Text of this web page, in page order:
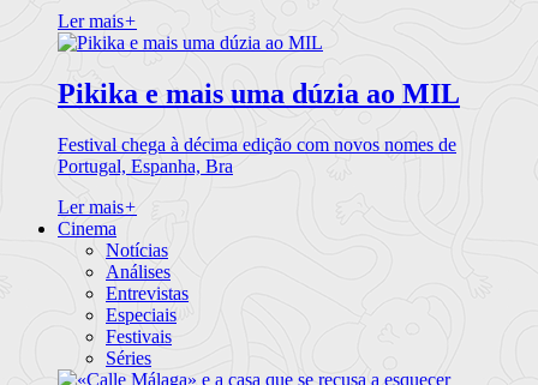
Ler mais+
Pikika e mais uma dúzia ao MIL
Festival chega à décima edição com novos nomes de
Portugal, Espanha, Bra
Ler mais+
Cinema
Notícias
Análises
Entrevistas
Especiais
Festivais
Séries